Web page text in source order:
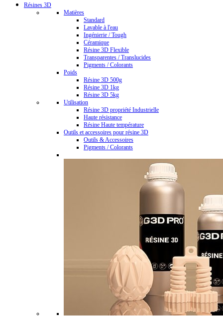
Résines 3D
Matières
Standard
Lavable à l'eau
Ingénierie / Tough
Céramique
Résine 3D Flexible
Transparentes / Translucides
Pigments / Colorants
Poids
Résine 3D 500g
Résine 3D 1kg
Résine 3D 5kg
Utilisation
Résine 3D propriété Industrielle
Haute résistance
Résine Haute température
Outils et accessoires pour résine 3D
Outils & Accessoires
Pigments / Colorants